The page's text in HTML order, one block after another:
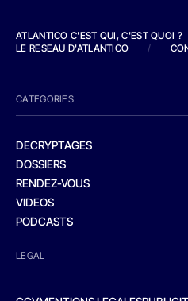
ATLANTICO C'EST QUI, C'EST QUOI ?
LE RESEAU D'ATLANTICO
/
CATEGORIES
DECRYPTAGES
DOSSIERS
RENDEZ-VOUS
VIDEOS
PODCASTS
LEGAL